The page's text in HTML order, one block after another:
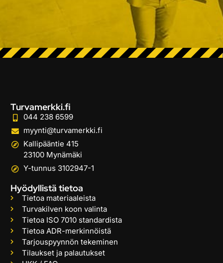
Turvamerkki.fi
044 238 6599
myynti@turvamerkki.fi
Kallipääntie 415
23100 Mynämäki
Y-tunnus 3102947-1
Hyödyllistä tietoa
Tietoa materiaaleista
Turvakilven koon valinta
Tietoa ISO 7010 standardista
Tietoa ADR-merkinnöistä
Tarjouspyynnön tekeminen
Tilaukset ja palautukset